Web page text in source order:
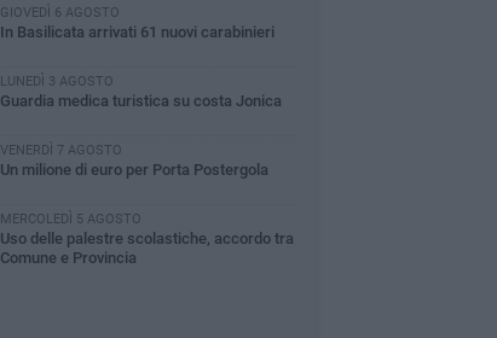
GIOVEDÌ 6 AGOSTO
In Basilicata arrivati 61 nuovi carabinieri
LUNEDÌ 3 AGOSTO
Guardia medica turistica su costa Jonica
VENERDÌ 7 AGOSTO
Un milione di euro per Porta Postergola
MERCOLEDÌ 5 AGOSTO
Uso delle palestre scolastiche, accordo tra
Comune e Provincia